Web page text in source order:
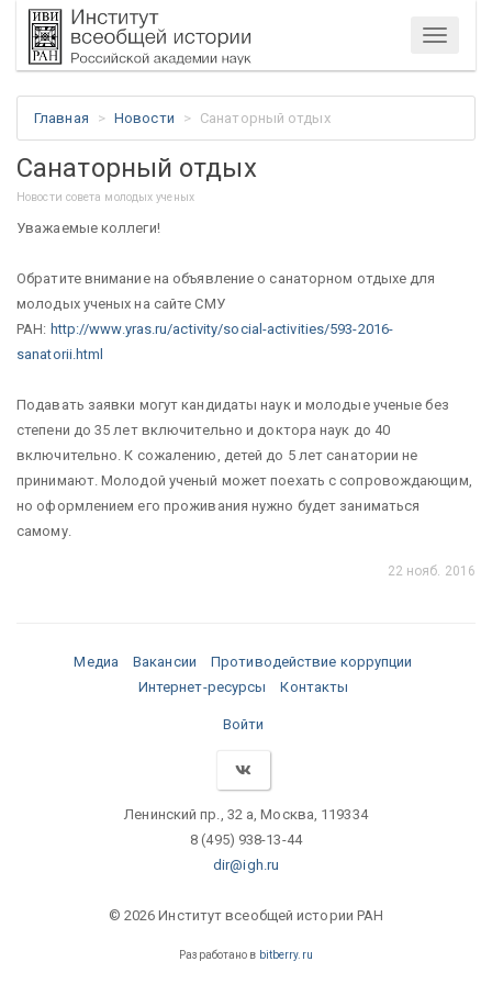
Меню
Главная Новости Санаторный отдых
Санаторный отдых
Новости совета молодых ученых
Уважаемые коллеги!
Обратите внимание на объявление о санаторном отдыхе для
молодых ученых на сайте СМУ
РАН: http://www.yras.ru/activity/social-activities/593-2016-
sanatorii.html
Подавать заявки могут кандидаты наук и молодые ученые без
степени до 35 лет включительно и доктора наук до 40
включительно. К сожалению, детей до 5 лет санатории не
принимают. Молодой ученый может поехать с сопровождающим,
но оформлением его проживания нужно будет заниматься
самому.
22 нояб. 2016
Медиа Вакансии
Противодействие коррупции
Интернет-ресурсы
Контакты
Войти
Ленинский пр., 32 а, Москва, 119334
8 (495) 938-13-44
dir@igh.ru
© 2026 Институт всеобщей истории РАН
Разработано в bitberry.ru